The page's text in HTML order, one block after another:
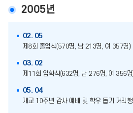
2005년
02. 05
제8회 졸업식(570명, 남 213명, 여 357명)
03. 02
제11회 입학식(632명, 남 276명, 여 356명
05. 04
개교 10주년 감사 예배 및 학우 돕기 거리행